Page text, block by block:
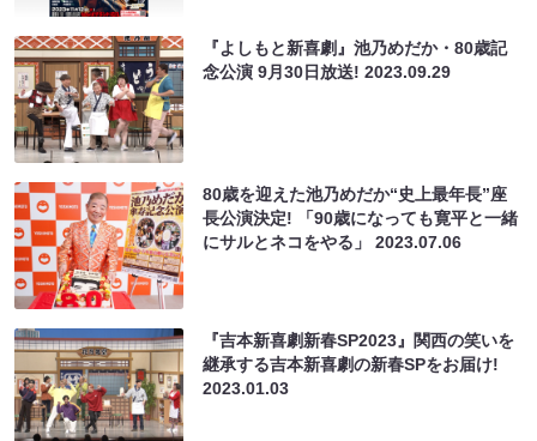
『よしもと新喜劇』池乃めだか・80歳記
念公演 9月30日放送!2023.09.29
80歳を迎えた池乃めだか“史上最年長”座
長公演決定! 「90歳になっても寛平と一緒
にサルとネコをやる」2023.07.06
『吉本新喜劇新春SP2023』関西の笑いを
継承する吉本新喜劇の新春SPをお届け!
2023.01.03